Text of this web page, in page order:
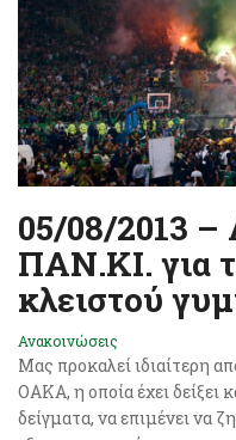
05/08/2013 –
ΠΑΝ.ΚΙ. για
κλειστού
Ανακοινώσεις
Μας προκαλεί ιδιαίτερη
ΟΑΚΑ, η οποία έχει δείξει
δείγματα, να επιμένει να